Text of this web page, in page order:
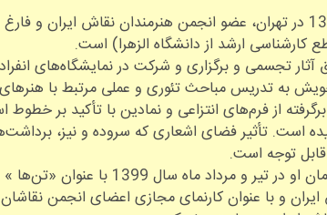
آزاده نیکو هنرمند ایرانی متولد سال 1352 در تهران، عضو انجمن
علاوه بر خلق آثار تجسمی و برگزاری و شرکت در
از فرم‌های انتزاعی و نمادین با تأکید بر
است. تأثیر فضای اشعاری که سروده و نیز،